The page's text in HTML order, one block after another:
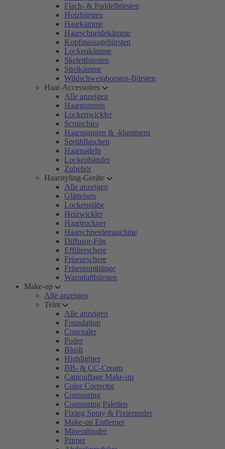
Flach- & Paddelbürsten
Holzbürsten
Haarkämme
Haarschneidekämme
Kopfmassagebürsten
Lockenkämme
Skelettbürsten
Stielkämme
Wildschweinborsten-Bürsten
Haar-Accessoires
Alle anzeigen
Haargummis
Lockenwickler
Scrunchies
Haarspangen & -klammern
Sprühflaschen
Haarnadeln
Lockenbänder
Zubehör
Haarstyling-Geräte
Alle anzeigen
Glätteisen
Lockenstäbe
Heizwickler
Haartrockner
Haarschneidemaschine
Diffusor-Fön
Effilierschere
Friseurschere
Friseurumhänge
Warmluftbürsten
Make-up
Alle anzeigen
Teint
Alle anzeigen
Foundation
Concealer
Puder
Blush
Highlighter
BB- & CC-Cream
Camouflage Make-up
Color Corrector
Contouring
Contouring Paletten
Fixing Spray & Fixierpuder
Make-up Entferner
Mineralpuder
Primer